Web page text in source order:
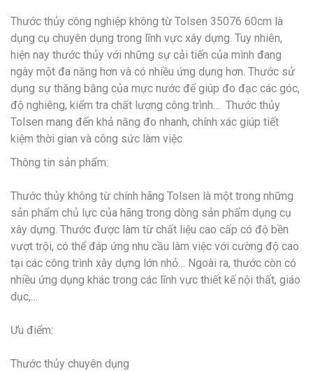
Thước thủy công nghiệp không từ Tolsen 35076 60cm là
dụng cụ chuyên dụng trong lĩnh vực xây dựng. Tuy nhiên,
hiện nay thước thủy với những sự cải tiến của mình đang
ngày một đa năng hơn và có nhiều ứng dụng hơn. Thước sử
dụng sự thăng bằng của mực nước để giúp đo đạc các góc,
độ nghiêng, kiểm tra chất lượng công trình… Thước thủy
Tolsen mang đến khả năng đo nhanh, chính xác giúp tiết
kiệm thời gian và công sức làm việc
Thông tin sản phẩm:
Thước thủy không từ chính hãng Tolsen là một trong những
sản phẩm chủ lực của hãng trong dòng sản phẩm dụng cụ
xây dựng. Thước được làm từ chất liệu cao cấp có độ bền
vượt trội, có thể đáp ứng nhu cầu làm việc với cường độ cao
tại các công trình xây dựng lớn nhỏ… Ngoài ra, thước còn có
nhiều ứng dụng khác trong các lĩnh vực thiết kế nội thất, giáo
dục,…
Ưu điểm:
Thước thủy chuyên dụng